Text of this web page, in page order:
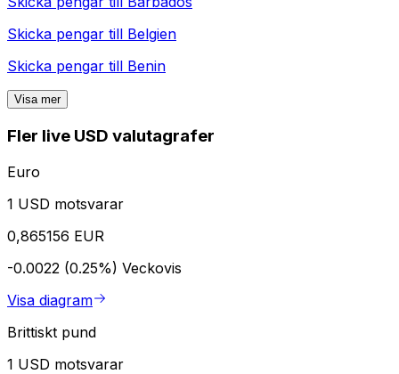
Skicka pengar till Belgien
Skicka pengar till Benin
Visa mer
Fler live USD valutagrafer
Euro
1 USD motsvarar
0,865156 EUR
-0.0022 (0.25%) Veckovis
Visa diagram
Brittiskt pund
1 USD motsvarar